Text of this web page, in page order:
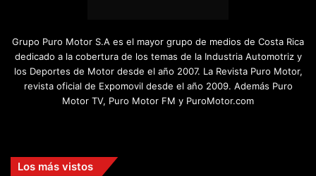
Grupo Puro Motor S.A es el mayor grupo de medios de Costa Rica
dedicado a la cobertura de los temas de la Industria Automotriz y
los Deportes de Motor desde el año 2007. La Revista Puro Motor,
revista oficial de Expomovil desde el año 2009. Además Puro
Motor TV, Puro Motor FM y PuroMotor.com
Los más vistos